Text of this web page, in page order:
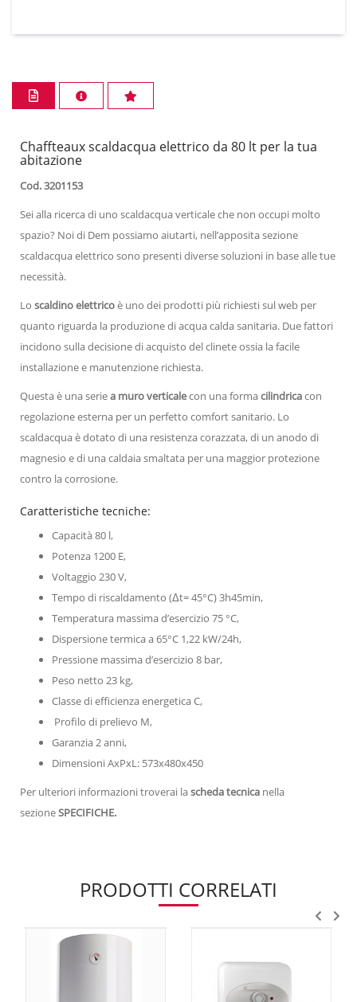
Chaffteaux scaldacqua elettrico da 80 lt per la tua
abitazione
Cod. 3201153
Sei alla ricerca di uno scaldacqua verticale che non occupi molto
spazio? Noi di Dem possiamo aiutarti, nell’apposita sezione
scaldacqua elettrico sono presenti diverse soluzioni in base alle tue
necessità.
Lo scaldino elettricoè uno dei prodotti più richiesti sul web per
quanto riguarda la produzione di acqua calda sanitaria. Due fattori
incidono sulla decisione di acquisto del clinete ossia la facile
installazione e manutenzione richiesta.
Questa è una seriea muro verticalecon una formacilindricacon
regolazione esterna per un perfetto comfort sanitario. Lo
scaldacqua è dotato di una resistenza corazzata, di un anodo di
magnesio e di una caldaia smaltata per una maggior protezione
contro la corrosione.
Caratteristiche tecniche:
Capacità 80 l,
Potenza 1200 E,
Voltaggio 230 V,
Tempo di riscaldamento (Δt= 45°C) 3h45min,
Temperatura massima d’esercizio 75 °C,
Dispersione termica a 65°C 1,22 kW/24h,
Pressione massima d’esercizio 8 bar,
Peso netto 23 kg,
Classe di efficienza energetica C,
Profilo di prelievo M,
Garanzia 2 anni,
Dimensioni AxPxL: 573x480x450
Per ulteriori informazioni troverai lascheda tecnica nella
sezioneSPECIFICHE.
PRODOTTI CORRELATI